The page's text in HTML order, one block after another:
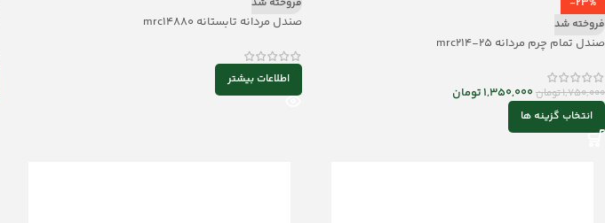
فروخته شد
صندل تمام چرم مردانه mrc214-25
1,750,000تومان1,350,000تومان
انتخاب گزینه ها
صندل مردانه تابستانه mrc14880
اطلاعات بیشتر